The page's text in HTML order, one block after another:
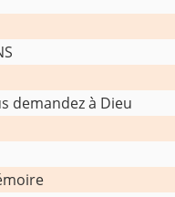
demandez à Dieu